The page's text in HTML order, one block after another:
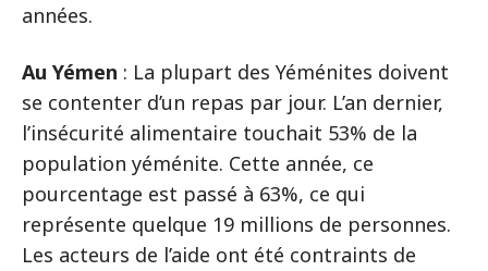
années.
Au Yémen : La plupart des Yéménites doivent
se contenter d’un repas par jour. L’an dernier,
l’insécurité alimentaire touchait 53% de la
population yéménite. Cette année, ce
pourcentage est passé à 63%, ce qui
représente quelque 19 millions de personnes.
Les acteurs de l’aide ont été contraints de